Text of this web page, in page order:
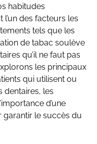
habitudes
des facteurs les
tels que les
de tabac soulève
qu’il ne faut pas
les principaux
qui utilisent ou
dentaires, les
d’une
le succès du